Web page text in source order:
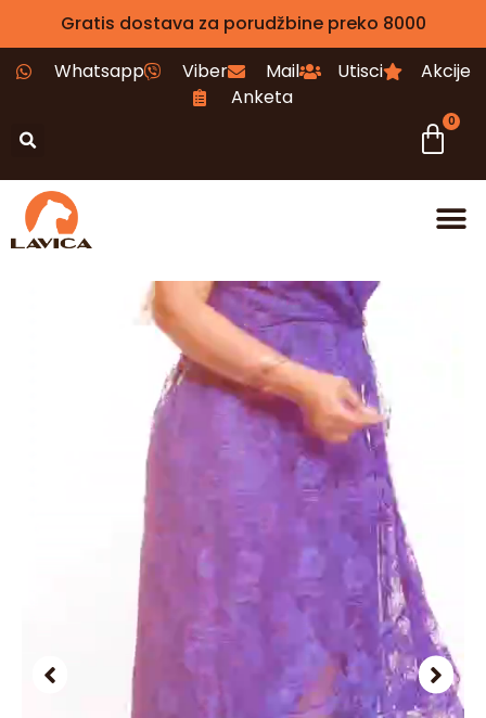
Gratis dostava za porudžbine preko 8000
Whatsapp
Viber Mail Utisci
Akcije
Anketa
0